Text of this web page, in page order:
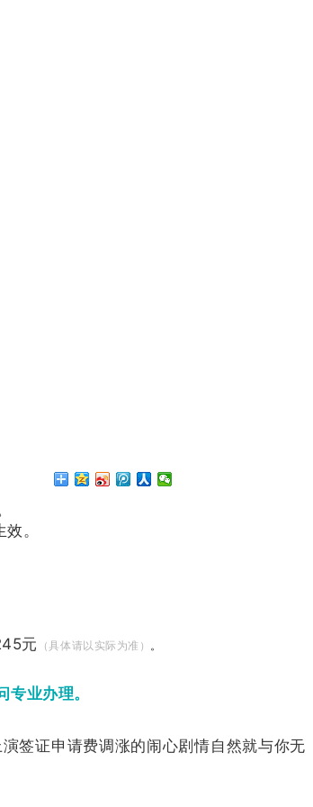
。
元 （具体请以实际为准） 。
业办理。
签证申请费调涨的闹心剧情自然就与你无